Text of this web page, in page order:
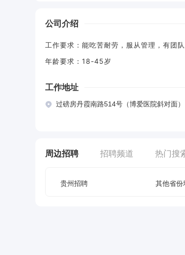
公司介绍
工作要求：能吃苦耐劳，服从管理，有团
年龄要求：18-45岁
工作地址
过磅房丹霞南路514号（博爱医院斜对面）
周边招聘 招聘频道 热门搜
贵州招聘 其他省份